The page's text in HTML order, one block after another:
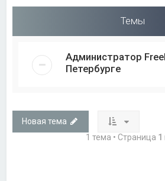
Темы
Администратор
Петербурге
Новая тема
1 тема • Страница 1